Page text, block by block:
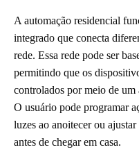
A automação residencial
integrado que conecta
rede. Essa rede pode ser
permitindo que os
controlados por meio de
O usuário pode programar
luzes ao anoitecer ou
antes de chegar em casa.